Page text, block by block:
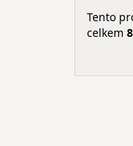
Tento
celkem